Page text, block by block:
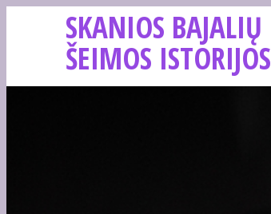
SKANIOS BAJALIŲ
ŠEIMOS ISTORIJOS